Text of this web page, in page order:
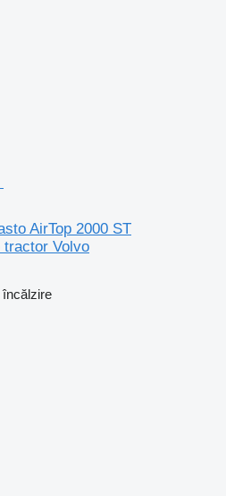
AirTop 2000 ST
tractor Volvo